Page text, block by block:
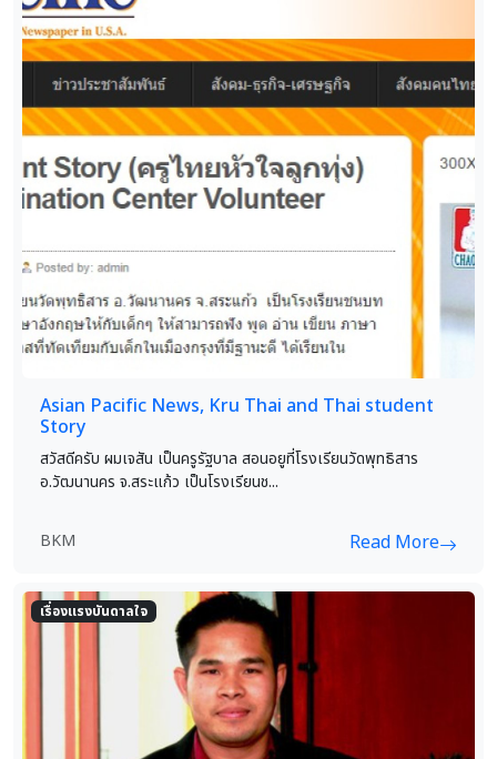
Asian Pacific News, Kru Thai and Thai student
Story
สวัสดีครับ ผมเจสัน เป็นครูรัฐบาล สอนอยูที่โรงเรียนวัดพุทธิสาร
อ.วัฒนานคร จ.สระแก้ว เป็นโรงเรียนช...
BKM Read More
เรื่องแรงบันดาลใจ